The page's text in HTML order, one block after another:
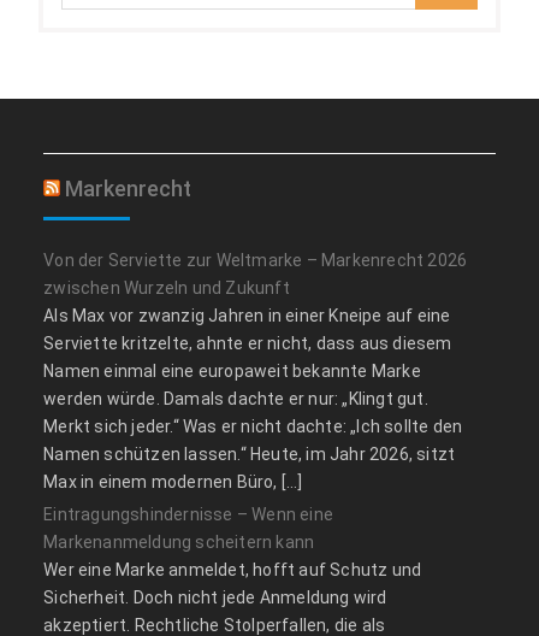
Markenrecht
Von der Serviette zur Weltmarke – Markenrecht 2026
zwischen Wurzeln und Zukunft
Als Max vor zwanzig Jahren in einer Kneipe auf eine
Serviette kritzelte, ahnte er nicht, dass aus diesem
Namen einmal eine europaweit bekannte Marke
werden würde. Damals dachte er nur: „Klingt gut.
Merkt sich jeder.“ Was er nicht dachte: „Ich sollte den
Namen schützen lassen.“ Heute, im Jahr 2026, sitzt
Max in einem modernen Büro, […]
Eintragungshindernisse – Wenn eine
Markenanmeldung scheitern kann
Wer eine Marke anmeldet, hofft auf Schutz und
Sicherheit. Doch nicht jede Anmeldung wird
akzeptiert. Rechtliche Stolperfallen, die als